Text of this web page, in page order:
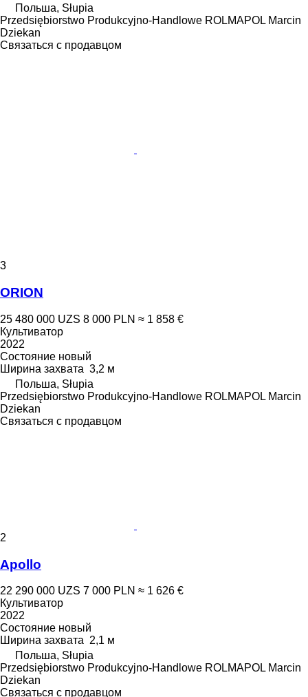
Польша, Słupia
Przedsiębiorstwo Produkcyjno-Handlowe ROLMAPOL Marcin
Dziekan
Связаться с продавцом
3
ORION
25 480 000 UZS 8 000 PLN ≈ 1 858 €
Культиватор
2022
Состояние новый
Ширина захвата 3,2 м
Польша, Słupia
Przedsiębiorstwo Produkcyjno-Handlowe ROLMAPOL Marcin
Dziekan
Связаться с продавцом
2
Apollo
22 290 000 UZS 7 000 PLN ≈ 1 626 €
Культиватор
2022
Состояние новый
Ширина захвата 2,1 м
Польша, Słupia
Przedsiębiorstwo Produkcyjno-Handlowe ROLMAPOL Marcin
Dziekan
Связаться с продавцом